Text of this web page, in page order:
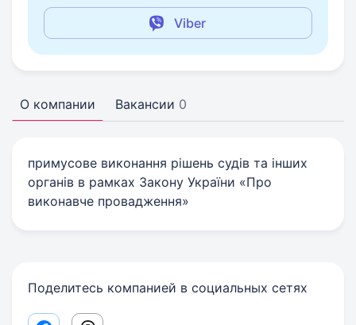
Viber
О компании Вакансии 0
примусове виконання рішень судів та інших
органів в рамках Закону України «Про
виконавче провадження»
Поделитесь компанией в социальных сетях